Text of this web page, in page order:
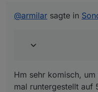
@armilar sagte in
Hm sehr komisch,
mal runtergestellt auf